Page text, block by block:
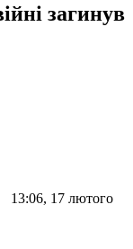
загинув
13:06, 17 лютого